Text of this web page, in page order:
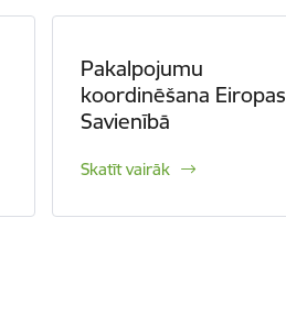
Pakalpojumu
koordinēšana Eiropas
Savienībā
Skatīt vairāk